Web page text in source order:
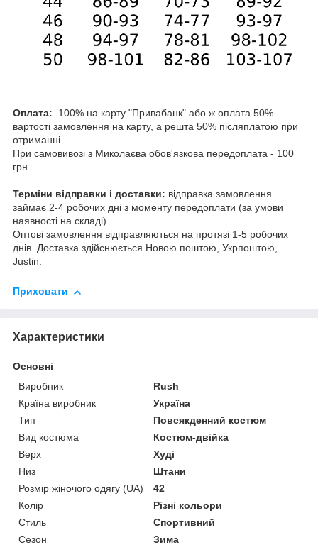
Оплата:
100% на карту "Привабанк" або ж оплата 50%
вартості замовлення на карту, а решта 50% післяплатою при
отриманні.
При самовивозі з Миколаєва обов'язкова передоплата - 100
грн
Терміни відправки і доставки: відправка замовлення
займає 2-4 робочих дні з моменту передоплати (за умови
наявності на складі).
Оптові замовлення відправляються на протязі 1-5 робочих
днів. Доставка здійснюється Новою поштою, Укрпоштою,
Justin.
Приховати
Характеристики
Основні
Виробник
Rush
Країна виробник
Україна
Тип
Повсякденний костюм
Вид костюма
Костюм-двійка
Верх
Худі
Низ
Штани
Розмір жіночого одягу (UA)
42
Колір
Різні кольори
Стиль
Спортивний
Сезон
Зима